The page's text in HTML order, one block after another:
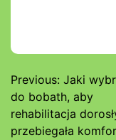
wpisu
Previous: Jaki
do bobath, aby
rehabilitacja
przebiegała